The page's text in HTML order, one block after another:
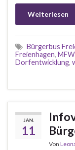
Weiterlesen
Bürgerbus
Freienhagen,
Dorfentwicklung,
JAN.
11
Von